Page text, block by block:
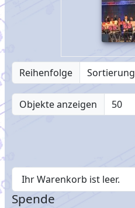
Reihenfolge
Objekte anzeigen
Ihr Warenkorb ist leer.
Spende